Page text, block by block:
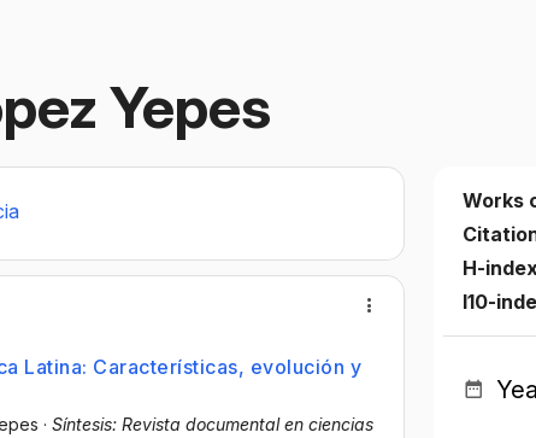
Yepes
Latina: Características, evolución y
· Síntesis: Revista documental en ciencias
Works
H-
I10-